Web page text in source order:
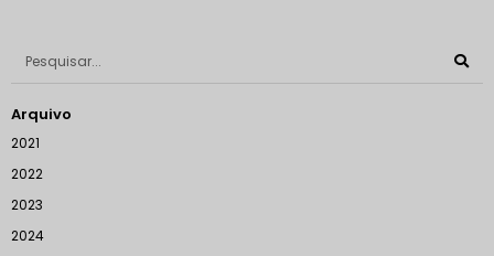
Arquivo
2021
2022
2023
2024